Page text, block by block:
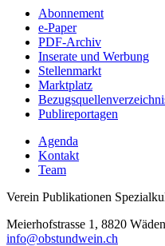
Abonnement
e-Paper
PDF-Archiv
Inserate und Werbung
Stellenmarkt
Marktplatz
Publireportagen
Agenda
Kontakt
Team
Verein Publikationen
Meierhofstrasse 1, 8820
info@obstundwein.ch